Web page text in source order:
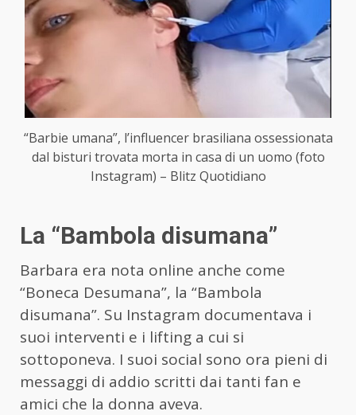
“Barbie umana”, l’influencer brasiliana ossessionata
dal bisturi trovata morta in casa di un uomo (foto
Instagram) – Blitz Quotidiano
La “Bambola disumana”
Barbara era nota online anche come
“Boneca Desumana”, la “Bambola
disumana”. Su Instagram documentava i
suoi interventi e i lifting a cui si
sottoponeva. I suoi social sono ora pieni di
messaggi di addio scritti dai tanti fan e
amici che la donna aveva.